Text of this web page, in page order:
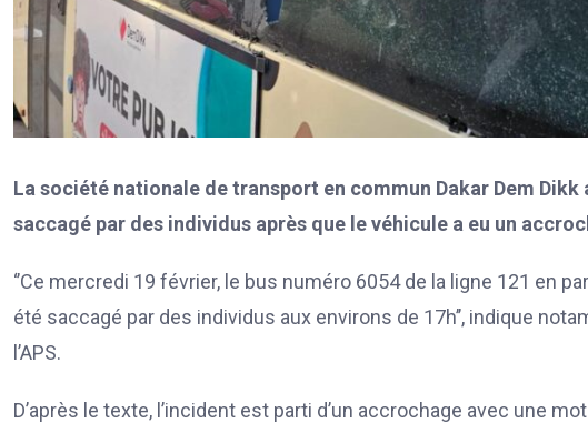
La société nationale de transport en commun Dakar Dem Dikk
saccagé par des individus après que le véhicule a eu un
‘’Ce mercredi 19 février, le bus numéro 6054 de la ligne 121 en
été saccagé par des individus aux environs de 17h’’, indique
l’APS.
D’après le texte, l’incident est parti d’un accrochage avec une